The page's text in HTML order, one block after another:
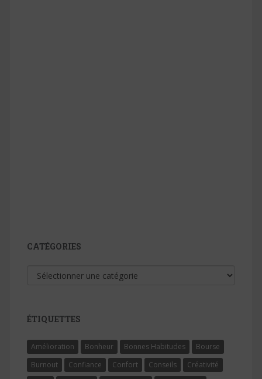
CATÉGORIES
Catégories
ÉTIQUETTES
Amélioration Bonheur Bonnes Habitudes
Bourse
Burnout
Confiance Confort Conseils
Créativité